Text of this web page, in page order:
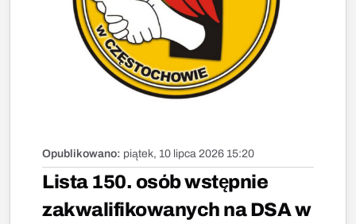
Opublikowano: piątek, 10 lipca 2026 15:20
Lista 150. osób wstępnie
zakwalifikowanych na DSA w